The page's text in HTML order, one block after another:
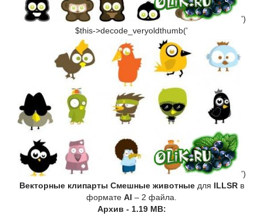
')
$this->decode_veryoldthumb('
')
Векторные клипарты Смешные животныедля ILLSRв
формате AI – 2 файла.
Архив - 1.19 MB: